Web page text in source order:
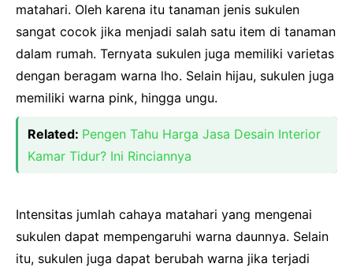
matahari. Oleh karena itu tanaman jenis sukulen
sangat cocok jika menjadi salah satu item di tanaman
dalam rumah. Ternyata sukulen juga memiliki varietas
dengan beragam warna lho. Selain hijau, sukulen juga
memiliki warna pink, hingga ungu.
Related: Pengen Tahu Harga Jasa Desain Interior
Kamar Tidur? Ini Rinciannya
Intensitas jumlah cahaya matahari yang mengenai
sukulen dapat mempengaruhi warna daunnya. Selain
itu, sukulen juga dapat berubah warna jika terjadi